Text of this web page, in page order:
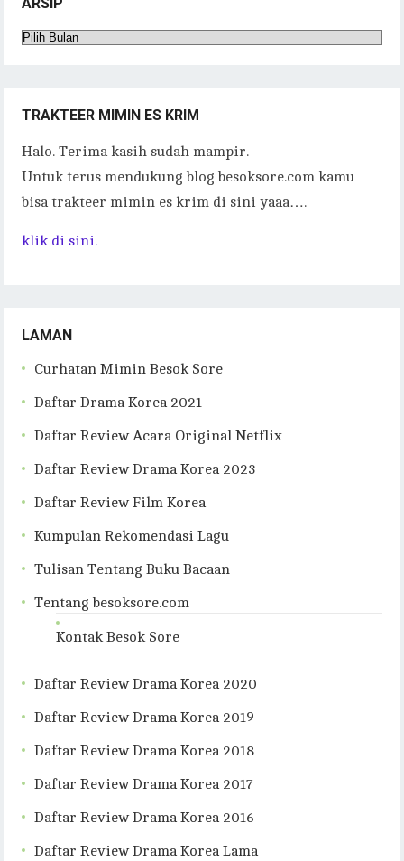
Arsip
TRAKTEER MIMIN ES KRIM
Halo. Terima kasih sudah mampir.
Untuk terus mendukung blog besoksore.com kamu
bisa trakteer mimin es krim di sini yaaa….
klik di sini.
LAMAN
Curhatan Mimin Besok Sore
Daftar Drama Korea 2021
Daftar Review Acara Original Netflix
Daftar Review Drama Korea 2023
Daftar Review Film Korea
Kumpulan Rekomendasi Lagu
Tulisan Tentang Buku Bacaan
Tentang besoksore.com
Kontak Besok Sore
Daftar Review Drama Korea 2020
Daftar Review Drama Korea 2019
Daftar Review Drama Korea 2018
Daftar Review Drama Korea 2017
Daftar Review Drama Korea 2016
Daftar Review Drama Korea Lama